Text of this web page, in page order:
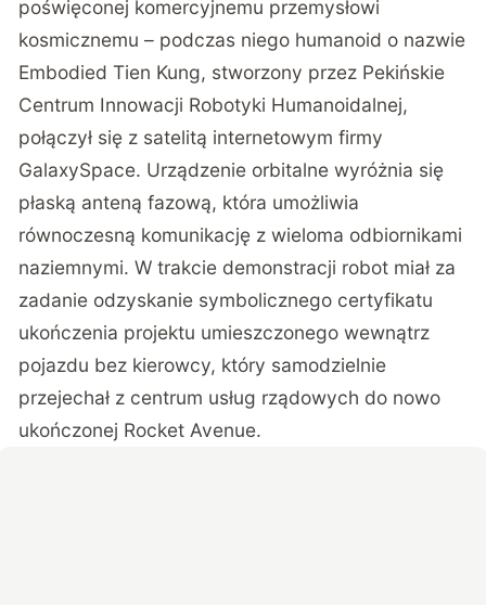
poświęconej komercyjnemu przemysłowi
kosmicznemu – podczas niego humanoid o nazwie
Embodied Tien Kung, stworzony przez Pekińskie
Centrum Innowacji Robotyki Humanoidalnej,
połączył się z satelitą internetowym firmy
GalaxySpace. Urządzenie orbitalne wyróżnia się
płaską anteną fazową, która umożliwia
równoczesną komunikację z wieloma odbiornikami
naziemnymi. W trakcie demonstracji robot miał za
zadanie odzyskanie symbolicznego certyfikatu
ukończenia projektu umieszczonego wewnątrz
pojazdu bez kierowcy, który samodzielnie
przejechał z centrum usług rządowych do nowo
ukończonej Rocket Avenue.